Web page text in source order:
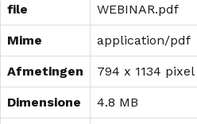
file
WEBINAR.pdf
Mime application/pdf
Afmetingen 794 x 1134 pixel
Dimensione 4.8 MB